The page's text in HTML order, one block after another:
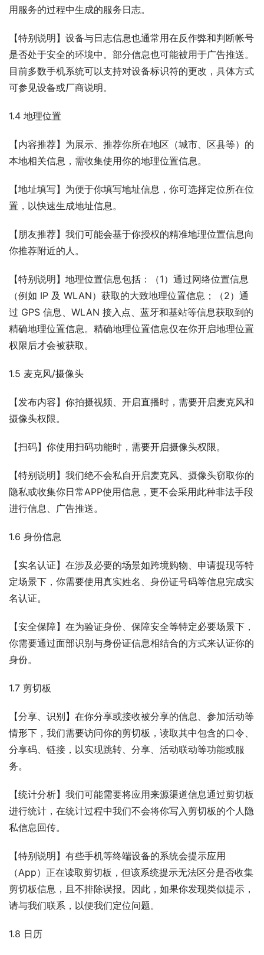
用服务的过程中生成的服务日志。
【特别说明】设备与日志信息也通常用在反作弊和判断帐号
是否处于安全的环境中。部分信息也可能被用于广告推送。
目前多数手机系统可以支持对设备标识符的更改，具体方式
可参见设备或厂商说明。
1.4 地理位置
【内容推荐】为展示、推荐你所在地区（城市、区县等）的
本地相关信息，需收集使用你的地理位置信息。
【地址填写】为便于你填写地址信息，你可选择定位所在位
置，以快速生成地址信息。
【朋友推荐】我们可能会基于你授权的精准地理位置信息向
你推荐附近的人。
【特别说明】地理位置信息包括：（1）通过网络位置信息
（例如 IP 及 WLAN）获取的大致地理位置信息；（2）通
过 GPS 信息、WLAN 接入点、蓝牙和基站等信息获取到的
精确地理位置信息。精确地理位置信息仅在你开启地理位置
权限后才会被获取。
1.5 麦克风/摄像头
【发布内容】你拍摄视频、开启直播时，需要开启麦克风和
摄像头权限。
【扫码】你使用扫码功能时，需要开启摄像头权限。
【特别说明】我们绝不会私自开启麦克风、摄像头窃取你的
隐私或收集你日常APP使用信息，更不会采用此种非法手段
进行信息、广告推送。
1.6 身份信息
【实名认证】在涉及必要的场景如跨境购物、申请提现等特
定场景下，你需要使用真实姓名、身份证号码等信息完成实
名认证。
【安全保障】在为验证身份、保障安全等特定必要场景下，
你需要通过面部识别与身份证信息相结合的方式来认证你的
身份。
1.7 剪切板
【分享、识别】在你分享或接收被分享的信息、参加活动等
情形下，我们需要访问你的剪切板，读取其中包含的口令、
分享码、链接，以实现跳转、分享、活动联动等功能或服
务。
【统计分析】我们可能需要将应用来源渠道信息通过剪切板
进行统计，在统计过程中我们不会将你写入剪切板的个人隐
私信息回传。
【特别说明】有些手机等终端设备的系统会提示应用
（App）正在读取剪切板，但该系统提示无法区分是否收集
剪切板信息，且不排除误报。因此，如果你发现类似提示，
请与我们联系，以便我们定位问题。
1.8 日历